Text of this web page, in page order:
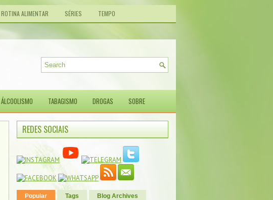
ROTINA ALIMENTAR SÉRIES
TEMPO
ÁLCOOLISMO TABAGISMO DROGAS SOBRE
REDES SOCIAIS
Popular Tags Blog Archives